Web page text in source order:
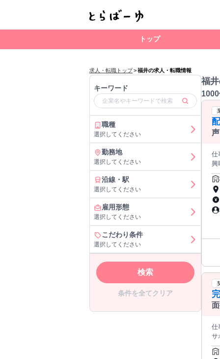
トップ
求人・転職トップ>福井の求人・転職情報
キーワード
職種
選択してください
勤務地
選択してください
沿線・駅
選択してください
雇用形態
選択してください
こだわり条件
選択してください
検索
条件を全てクリア
福
仕事内容: ＼✨未経験・初心者
興味があるけ
――
い”が
ください‼ ✦・
能！
する事務所‼ イラスト
仕事内容
サ
オ
あり ✅職場環境をサポート！ 業務用PCは会社がご用